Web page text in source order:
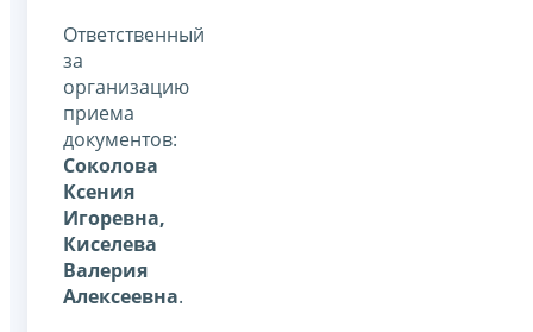
Ответственный
за
организацию
приема
документов:
Соколова
Ксения
Игоревна,
Киселева
Валерия
Алексеевна.